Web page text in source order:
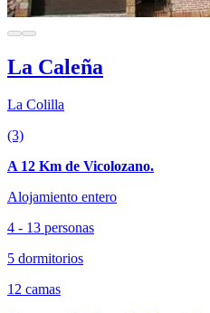
La Caleña
La Colilla
(3)
A 12 Km de Vicolozano.
Alojamiento entero
4 - 13 personas
5 dormitorios
12 camas